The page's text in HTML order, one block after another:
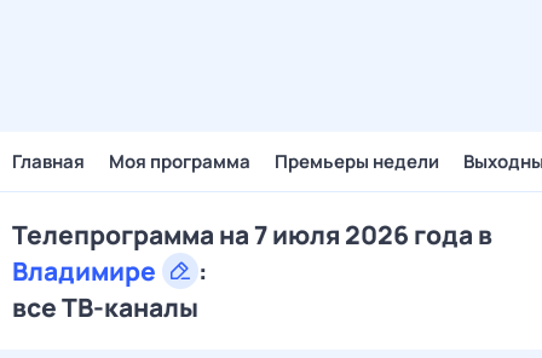
Главная Моя программа Премьеры недели
Телепрограмма на 7 июля 2026 года в
Владимире
:
все ТВ-каналы